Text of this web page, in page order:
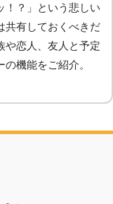
？」という悲しい
共有しておくべきだ
や恋人、友人と予定
機能をご紹介。